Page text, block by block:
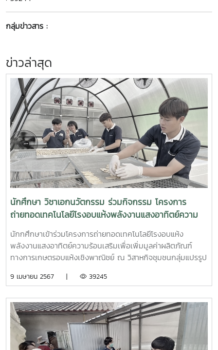
กลุ่มข่าวสาร :
ข่าวล่าสุด
นักศึกษา วิชาเอกนวัตกรรม ร่วมกิจกรรม โครงการ
ถ่ายทอดเทคโนโลยีโรงอบแห้งพลังงานแสงอาทิตย์ความ
ร้อนเสริมเพื่อเพิ่มมูลค่าผลิตภัณฑ์ทางการเกษตรอบแห้ง
เชิงพาณิชย์
นักกศึกษาเข้าร่วมโครงการถ่ายทอดเทคโนโลยีโรงอบแห้ง
พลังงานแสงอาทิตย์ความร้อนเสริมเพื่อเพิ่มมูลค่าผลิตภัณฑ์
ทางการเกษตรอบแห้งเชิงพาณิชย์ ณ วิสาหกิจชุมชนกลุ่มแปรรูป
2567
9 เมษายน 2567 | 39245